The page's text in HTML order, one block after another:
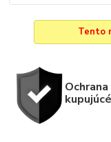
Tento
Ochrana